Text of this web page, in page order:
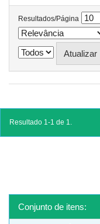
Resultados/Página
Resultado 1-1 de 1.
Conjunto de itens: